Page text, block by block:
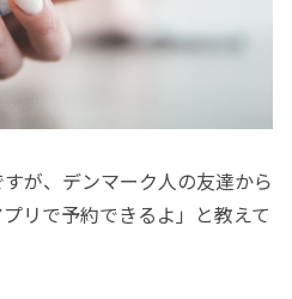
が、デンマーク人の友達から
リで予約できるよ」と教えて